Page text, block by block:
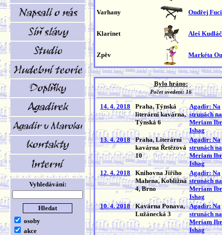
Vyhledávání:
osoby
akce
Varhany Ondřej
Klarinet Aleš
Zpěv Markéta
Bylo hráno:
Počet uvedení: 16
14. 4. 2018
Praha, Týnská
literární kavárna,
Týnská 6
Agadir: Na
strunách
Meriam
Ishag
13. 4. 2018
Praha, Literární
kavárna Řetězová
10
Agadir: Na
strunách
Meriam
Ishag
12. 4. 2018
Knihovna Jiřího
Mahena, Kobližná
4, Brno
Agadir: Na
strunách
Meriam
Ishag
10. 4. 2018
Kavárna Ponava,
Lužánecká 3
Agadir: Na
strunách
Meriam
Ishag